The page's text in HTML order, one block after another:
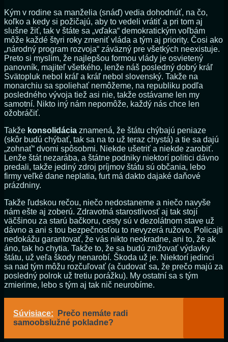
Kým v rodine sa manželia (snáď) vedia dohodnúť, na čo,
koľko a kedy si požičajú, aby to vedeli vrátiť a pri tom aj
slušne žiť, tak v štáte sa „vďaka“ demokratickým voľbám
môže každé štyri roky zmeniť vláda a tým aj priority. Čosi ako
„národný program rozvoja“ záväzný pre všetkých neexistuje.
Preto si myslím, že najlepšou formou vlády je osvietený
panovník, majiteľ všetkého, lenže náš posledný dobrý kráľ
Svätopluk nebol kráľ a kráľ nebol slovenský. Takže na
monarchiu sa spoliehať nemôžeme, na republiku podľa
posledného vývoja tiež asi nie, takže ostávame len my
samotní. Nikto iný nám nepomôže, každý nás chce len
ožobráčiť.
Takže konsolidácia znamená, že štátu chýbajú peniaze
(skôr budú chýbať, tak sa na to už teraz chystá) a tie sa dajú
„zohnať“ dvomi spôsobmi. Niekde ušetriť a niekde zarobiť.
Lenže štát nezarába, a štátne podniky niektorí politici dávno
predali, takže jediný zdroj príjmov štátu sú občania, lebo
firmy veľké dane neplatia, furt má dakto dajaké daňové
prázdniny.
Takže ľudskou rečou, niečo nedostaneme a niečo navyše
nám ešte aj zoberú. Zdravotná starostlivosť aj tak stojí
väčšinou za starú bačkoru, cesty sú v dezolátnom stave už
dávno a ani s tou bezpečnosťou to nevyzerá ružovo. Policajti
nedokážu garantovať, že vás nikto neokradne, ani to, že ak
áno, tak ho chytia. Takže to, že sa budú znižovať výdavky
štátu, už veľa škody nenarobí. Škoda už je. Niektorí jedinci
sa nad tým môžu rozčuľovať (a čudovať sa, že prečo majú za
posledný polrok už tretiu porážku). My ostatní sa s tým
zmierime, lebo s tým aj tak nič neurobíme.
Súvisiace:
Prečo nemáte radi
samoobslužné pokladne?